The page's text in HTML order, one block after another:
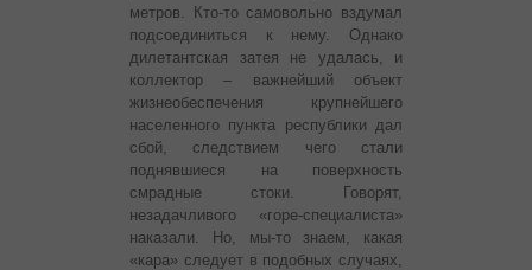
метров. Кто-то самовольно вздумал
подсоединиться к нему. Однако
дилетантская затея не удалась, и
коллектор – важнейший объект
жизнеобеспечения крупнейшего
населенного пункта республики дал
сбой, следствием чего стали
поднявшиеся на поверхность
смрадные стоки. Говорят,
незадачливого «горе-специалиста»
наказали. Но, мы-то знаем, какая
«кара» следует в подобных случаях,